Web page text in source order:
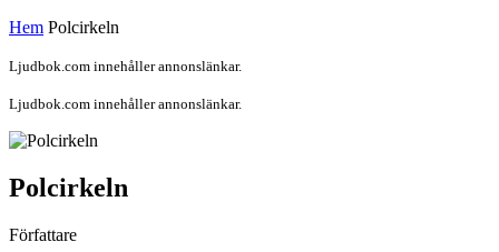
Hem Polcirkeln
Ljudbok.com innehåller annonslänkar.
Ljudbok.com innehåller annonslänkar.
Polcirkeln
Författare